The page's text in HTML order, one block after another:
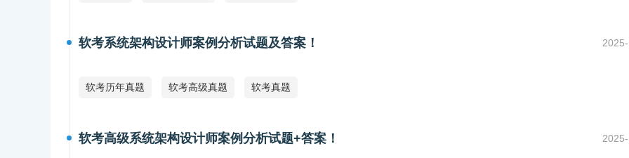
软考系统架构设计师案例分析试题及答案！
软考历年真题 软考高级真题 软考真题
软考高级系统架构设计师案例分析试题+答案！